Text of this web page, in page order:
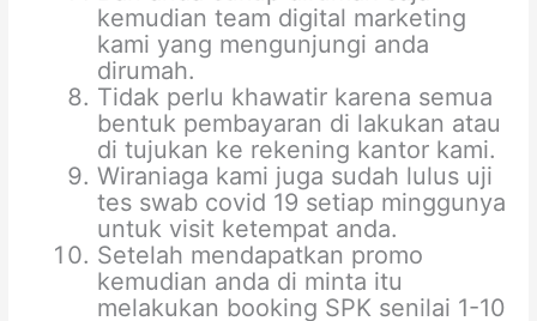
kemudian team digital marketing
kami yang mengunjungi anda
dirumah.
Tidak perlu khawatir karena semua
bentuk pembayaran di lakukan atau
di tujukan ke rekening kantor kami.
Wiraniaga kami juga sudah lulus uji
tes swab covid 19 setiap minggunya
untuk visit ketempat anda.
Setelah mendapatkan promo
kemudian anda di minta itu
melakukan booking SPK senilai 1-10